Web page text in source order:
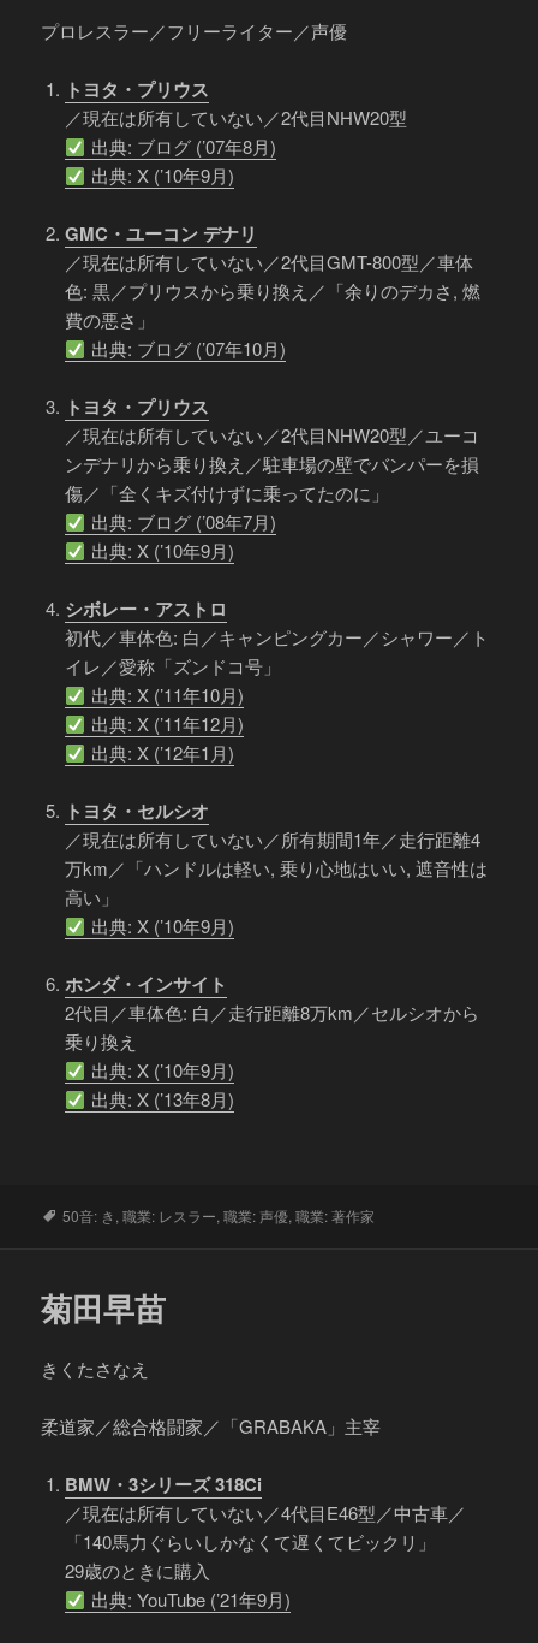
プロレスラー／フリーライター／声優
トヨタ・プリウス
／現在は所有していない／2代目NHW20型
出典: ブログ (’07年8月)
出典: X (’10年9月)
GMC・ユーコン デナリ
／現在は所有していない／2代目GMT-800型／車体
色: 黒／プリウスから乗り換え／「余りのデカさ, 燃
費の悪さ」
出典: ブログ (’07年10月)
トヨタ・プリウス
／現在は所有していない／2代目NHW20型／ユーコ
ンデナリから乗り換え／駐車場の壁でバンパーを損
傷／「全くキズ付けずに乗ってたのに」
出典: ブログ (’08年7月)
出典: X (’10年9月)
シボレー・アストロ
初代／車体色: 白／キャンピングカー／シャワー／ト
イレ／愛称「ズンドコ号」
出典: X (’11年10月)
出典: X (’11年12月)
出典: X (’12年1月)
トヨタ・セルシオ
／現在は所有していない／所有期間1年／走行距離4
万km／「ハンドルは軽い, 乗り心地はいい, 遮音性は
高い」
出典: X (’10年9月)
ホンダ・インサイト
2代目／車体色: 白／走行距離8万km／セルシオから
乗り換え
出典: X (’10年9月)
出典: X (’13年8月)
タ
50音: き,職業: レスラー,職業: 声優,職業: 著作家
菊田早苗
きくたさなえ
柔道家／総合格闘家／「GRABAKA」主宰
BMW・3シリーズ 318Ci
／現在は所有していない／4代目E46型／中古車／
「140馬力ぐらいしかなくて遅くてビックリ」
29歳のときに購入
出典: YouTube (’21年9月)